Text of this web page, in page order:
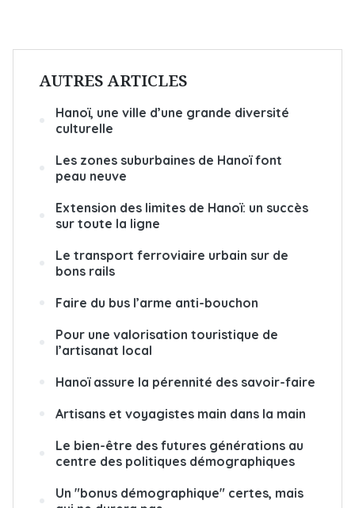
AUTRES ARTICLES
Hanoï, une ville d’une grande diversité
culturelle
Les zones suburbaines de Hanoï font
peau neuve
Extension des limites de Hanoï: un succès
sur toute la ligne
Le transport ferroviaire urbain sur de
bons rails
Faire du bus l’arme anti-bouchon
Pour une valorisation touristique de
l’artisanat local
Hanoï assure la pérennité des savoir-faire
Artisans et voyagistes main dans la main
Le bien-être des futures générations au
centre des politiques démographiques
Un "bonus démographique" certes, mais